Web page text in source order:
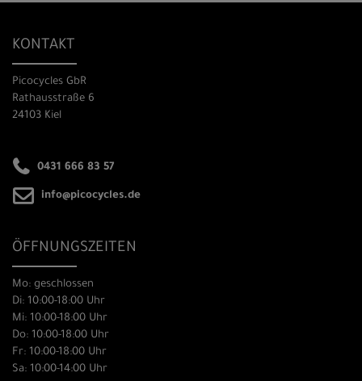
KONTAKT
Picocycles GbR
Rathausstraße 6
24103 Kiel
0431 666 83 57
info@picocycles.de
ÖFFNUNGSZEITEN
Mo: geschlossen
Di: 10:00-18:00 Uhr
Mi: 10:00-18:00 Uhr
Do: 10:00-18:00 Uhr
Fr: 10:00-18:00 Uhr
Sa: 10:00-14:00 Uhr